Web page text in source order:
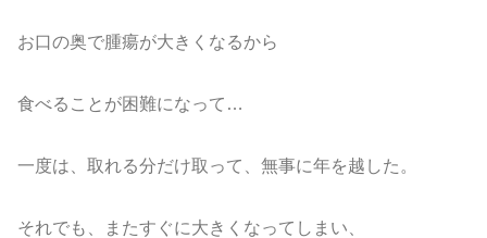
お口の奥で腫瘍が大きくなるから
食べることが困難になって…
一度は、取れる分だけ取って、無事に年を越した。
それでも、またすぐに大きくなってしまい、